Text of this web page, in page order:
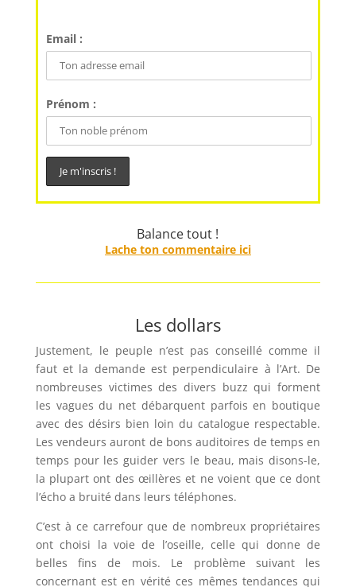
Email :
Prénom :
Balance tout !
Lache ton commentaire ici
Les dollars
Justement, le peuple n’est pas conseillé comme il
faut et la demande est perpendiculaire à l’Art. De
nombreuses victimes des divers buzz qui forment
les vagues du net débarquent parfois en boutique
avec des désirs bien loin du catalogue respectable.
Les vendeurs auront de bons auditoires de temps en
temps pour les guider vers le beau, mais disons-le,
la plupart ont des œillères et ne voient que ce dont
l’écho a bruité dans leurs téléphones.
C’est à ce carrefour que de nombreux propriétaires
ont choisi la voie de l’oseille, celle qui donne de
belles fins de mois. Le problème suivant les
concernant est en vérité ces mêmes tendances qui